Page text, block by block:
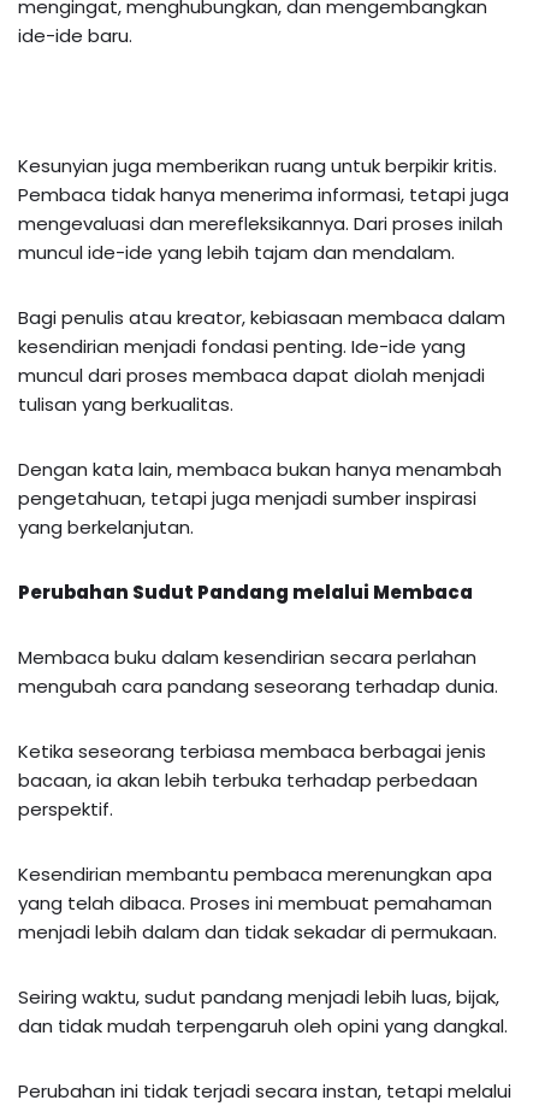
mengingat, menghubungkan, dan mengembangkan
ide-ide baru.
Kesunyian juga memberikan ruang untuk berpikir kritis.
Pembaca tidak hanya menerima informasi, tetapi juga
mengevaluasi dan merefleksikannya. Dari proses inilah
muncul ide-ide yang lebih tajam dan mendalam.
Bagi penulis atau kreator, kebiasaan membaca dalam
kesendirian menjadi fondasi penting. Ide-ide yang
muncul dari proses membaca dapat diolah menjadi
tulisan yang berkualitas.
Dengan kata lain, membaca bukan hanya menambah
pengetahuan, tetapi juga menjadi sumber inspirasi
yang berkelanjutan.
Perubahan Sudut Pandang melalui Membaca
Membaca buku dalam kesendirian secara perlahan
mengubah cara pandang seseorang terhadap dunia.
Ketika seseorang terbiasa membaca berbagai jenis
bacaan, ia akan lebih terbuka terhadap perbedaan
perspektif.
Kesendirian membantu pembaca merenungkan apa
yang telah dibaca. Proses ini membuat pemahaman
menjadi lebih dalam dan tidak sekadar di permukaan.
Seiring waktu, sudut pandang menjadi lebih luas, bijak,
dan tidak mudah terpengaruh oleh opini yang dangkal.
Perubahan ini tidak terjadi secara instan, tetapi melalui